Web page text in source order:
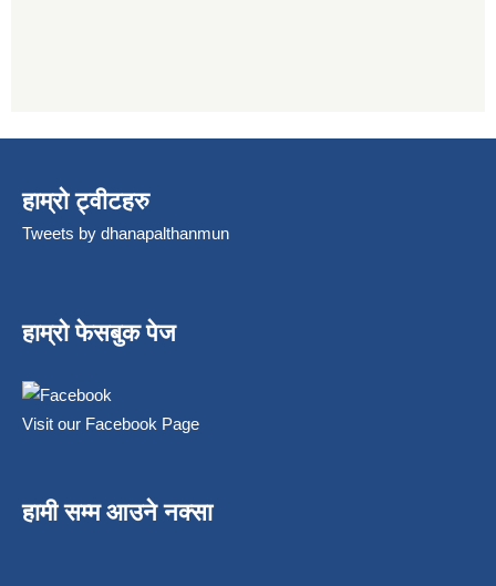
हाम्रो ट्वीटहरु
Tweets by dhanapalthanmun
हाम्रो फेसबुक पेज
Visit our Facebook Page
हामी सम्म आउने नक्सा